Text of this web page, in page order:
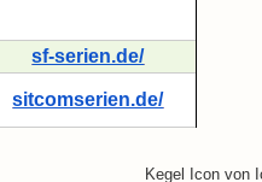
sf-serien.de/
sitcomserien.de/
Kegel Icon von